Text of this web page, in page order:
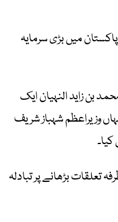
میں بڑی سرمایہ
بن زاید النہیان ایک
وزیراعظم شہباز شریف
کیا۔
تعلقات بڑھانے پر تبادلہ